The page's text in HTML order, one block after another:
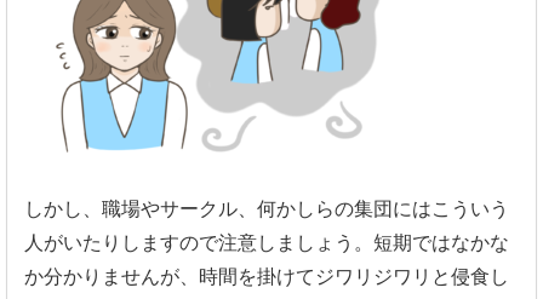
しかし、職場やサークル、 何かしらの集団にはこういう
人がいたりしますので注意しましょう 。短期ではなかな
か分かりませんが、 時間を掛けてジワリジワリと侵食し